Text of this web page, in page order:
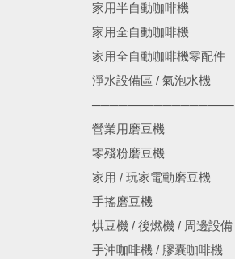
家用半自動咖啡機
家用全自動咖啡機
家用全自動咖啡機零配件
淨水設備區 / 氣泡水機
────────────────
營業用磨豆機
零殘粉磨豆機
家用 / 玩家電動磨豆機
手搖磨豆機
烘豆機 / 後燃機 / 周邊設備
手沖咖啡機 / 膠囊咖啡機